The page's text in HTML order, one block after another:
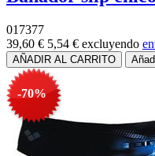
017377
39,60 € 5,54 € excluyendo
-70%